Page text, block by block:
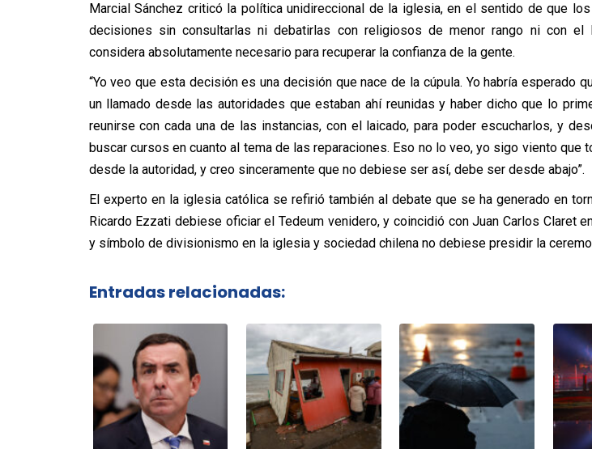
Marcial Sánchez criticó la política unidireccional de la iglesia, en el sentido de que
decisiones sin consultarlas ni debatirlas con religiosos de menor rango ni con el
considera absolutamente necesario para recuperar la confianza de la gente.
“Yo veo que esta decisión es una decisión que nace de la cúpula. Yo habría esperado
un llamado desde las autoridades que estaban ahí reunidas y haber dicho que lo
reunirse con cada una de las instancias, con el laicado, para poder escucharlos, y
buscar cursos en cuanto al tema de las reparaciones. Eso no lo veo, yo sigo viento que
desde la autoridad, y creo sinceramente que no debiese ser así, debe ser desde abajo”.
El experto en la iglesia católica se refirió también al debate que se ha generado en
Ricardo Ezzati debiese oficiar el Tedeum venidero, y coincidió con Juan Carlos Claret
y símbolo de divisionismo en la iglesia y sociedad chilena no debiese presidir la
Entradas relacionadas: